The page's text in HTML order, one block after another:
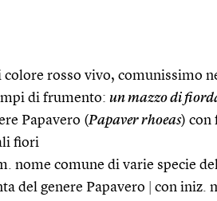
colore rosso vivo, comunissimo
di frumento: un mazzo di
Papavero (Papaver rhoeas) con
fiori
nome comune di varie specie
del genere Papavero
con iniz.